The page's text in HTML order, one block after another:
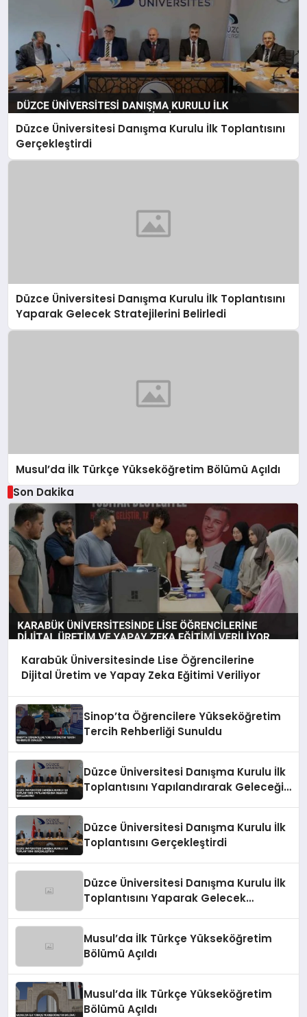
Düzce Üniversitesi Danışma Kurulu İlk Toplantısını
Gerçekleştirdi
Düzce Üniversitesi Danışma Kurulu İlk Toplantısını
Yaparak Gelecek Stratejilerini Belirledi
Musul’da İlk Türkçe Yükseköğretim Bölümü Açıldı
Son Dakika
Karabük Üniversitesinde Lise Öğrencilerine
Dijital Üretim ve Yapay Zeka Eğitimi Veriliyor
Sinop’ta Öğrencilere Yükseköğretim
Tercih Rehberliği Sunuldu
Düzce Üniversitesi Danışma Kurulu İlk
Toplantısını Yapılandırarak Geleceği
Düzce Üniversitesi Danışma Kurulu İlk
Toplantısını Gerçekleştirdi
Düzce Üniversitesi Danışma Kurulu İlk
Toplantısını Yaparak Gelecek
Musul’da İlk Türkçe Yükseköğretim
Bölümü Açıldı
Musul’da İlk Türkçe Yükseköğretim
Bölümü Açıldı